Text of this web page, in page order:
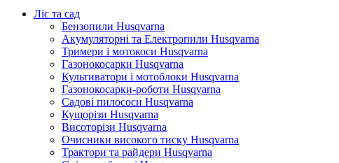
Ліс та сад
Бензопили Husqvarna
Акумуляторні та Електропили Husqvarna
Тримери і мотокоси Husqvarna
Газонокосарки Husqvarna
Культиватори і мотоблоки Husqvarna
Газонокосарки-роботи Husqvarna
Садові пилососи Husqvarna
Кущорізи Husqvarna
Висоторізи Husqvarna
Очисники високого тиску Husqvarna
Трактори та райдери Husqvarna